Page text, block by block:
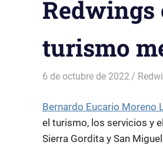
Redwings
turismo
6 de octubre de 2022
Bernardo Eucario Moreno
el turismo, los servicios y
Sierra Gordita y San